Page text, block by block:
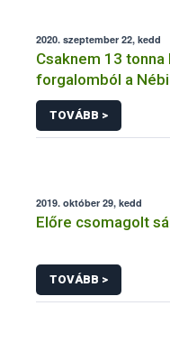
2020. szeptember 22, kedd
Csaknem 13
forgalomból a
TOVÁBB >
2019. október 29, kedd
Előre csomagolt
TOVÁBB >